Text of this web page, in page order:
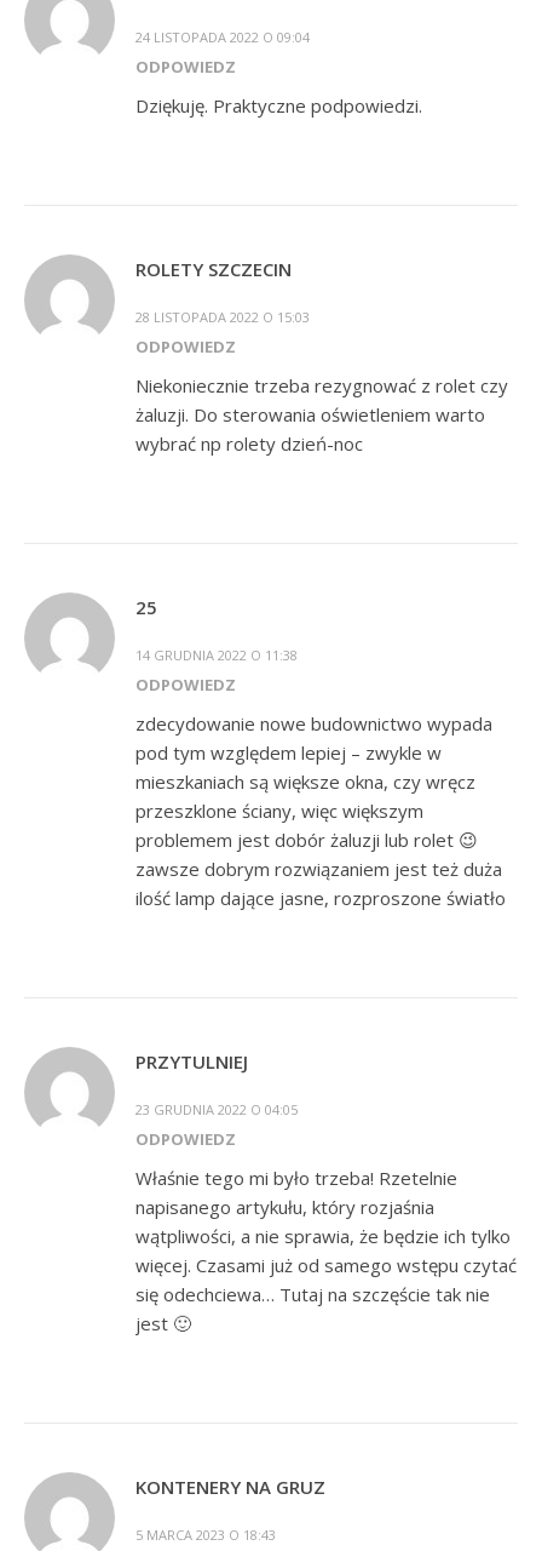
24 LISTOPADA 2022 O 09:04
ODPOWIEDZ
Dziękuję. Praktyczne podpowiedzi.
ROLETY SZCZECIN
28 LISTOPADA 2022 O 15:03
ODPOWIEDZ
Niekoniecznie trzeba rezygnować z rolet czy
żaluzji. Do sterowania oświetleniem warto
wybrać np rolety dzień-noc
25
14 GRUDNIA 2022 O 11:38
ODPOWIEDZ
zdecydowanie nowe budownictwo wypada
pod tym względem lepiej – zwykle w
mieszkaniach są większe okna, czy wręcz
przeszklone ściany, więc większym
problemem jest dobór żaluzji lub rolet 😉
zawsze dobrym rozwiązaniem jest też duża
ilość lamp dające jasne, rozproszone światło
PRZYTULNIEJ
23 GRUDNIA 2022 O 04:05
ODPOWIEDZ
Właśnie tego mi było trzeba! Rzetelnie
napisanego artykułu, który rozjaśnia
wątpliwości, a nie sprawia, że będzie ich tylko
więcej. Czasami już od samego wstępu czytać
się odechciewa… Tutaj na szczęście tak nie
jest 🙂
KONTENERY NA GRUZ
5 MARCA 2023 O 18:43